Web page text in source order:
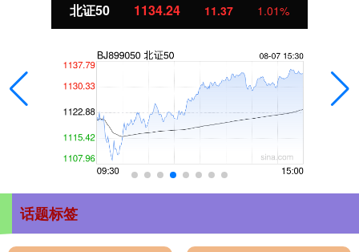
北证50 1134.24 11.37 1.01%
话题标签